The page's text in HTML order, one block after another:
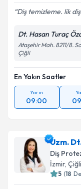
Diş temizleme. lik
Dt. Hasan Turaç
Ataşehir Mah. 8211/8.
Çiğli
En Yakın Saatler
Yarın
09:00
Uzm.
Diş
İzmir, Çiğli
5 (18